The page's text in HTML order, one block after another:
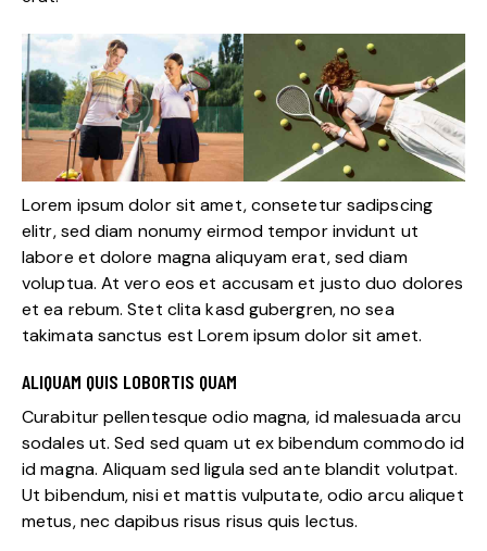
Lorem ipsum dolor sit amet, consetetur sadipscing
elitr, sed diam nonumy eirmod tempor invidunt ut
labore et dolore magna aliquyam erat, sed diam
voluptua. At vero eos et accusam et justo duo dolores
et ea rebum. Stet clita kasd gubergren, no sea
takimata sanctus est Lorem ipsum dolor sit amet.
ALIQUAM QUIS LOBORTIS QUAM
Curabitur pellentesque odio magna, id malesuada arcu
sodales ut. Sed sed quam ut ex bibendum commodo id
id magna. Aliquam sed ligula sed ante blandit volutpat.
Ut bibendum, nisi et mattis vulputate, odio arcu aliquet
metus, nec dapibus risus risus quis lectus.